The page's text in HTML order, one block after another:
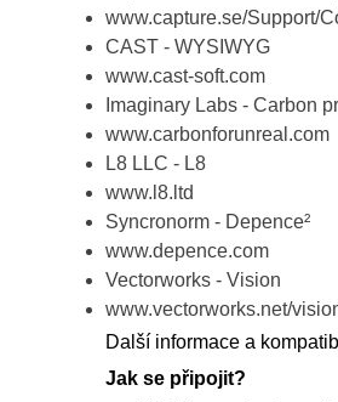
www.capture.se/Support/
CAST - WYSIWYG
www.cast-soft.com
Imaginary Labs - Carbon
www.carbonforunreal.com
L8 LLC - L8
www.l8.ltd
Syncronorm - Depence²
www.depence.com
Vectorworks - Vision
www.vectorworks.net/
Další informace a
Jak se připojit?